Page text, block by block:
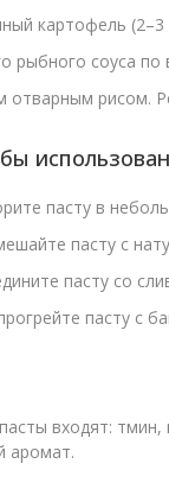
картофель
рыбного соуса по
отварным рисом.
пасту в
пасту с
пасту со
пасту с
входят:
аромат.